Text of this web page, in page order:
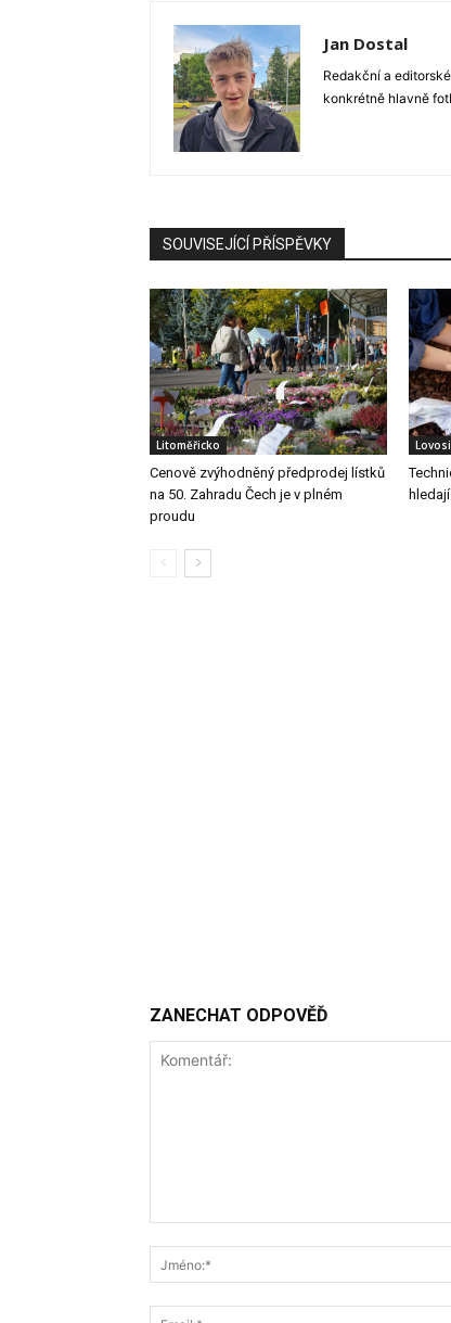
Jan Dostal
Redakční a
konkrétně hlavně
SOUVISEJÍCÍ PŘÍSPĚVKY
Litoměřicko
Cenově zvýhodněný předprodej lístků
na 50. Zahradu Čech je v plném
proudu
ZANECHAT ODPOVĚĎ